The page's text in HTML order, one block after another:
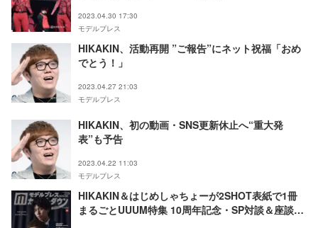
2023.04.30 17:30
モデルプレス
HIKAKIN、活動再開 ”ご報告”にネット祝福「おめ
でとう！」
2023.04.27 21:03
モデルプレス
HIKAKIN、初の動画・SNS更新休止へ“重大発
表”も予告
2023.04.22 11:03
モデルプレス
HIKAKIN＆はじめしゃちょーが2SHOT表紙で1冊
まるごとUUUM特集 10周年記念・SP対談＆座談会